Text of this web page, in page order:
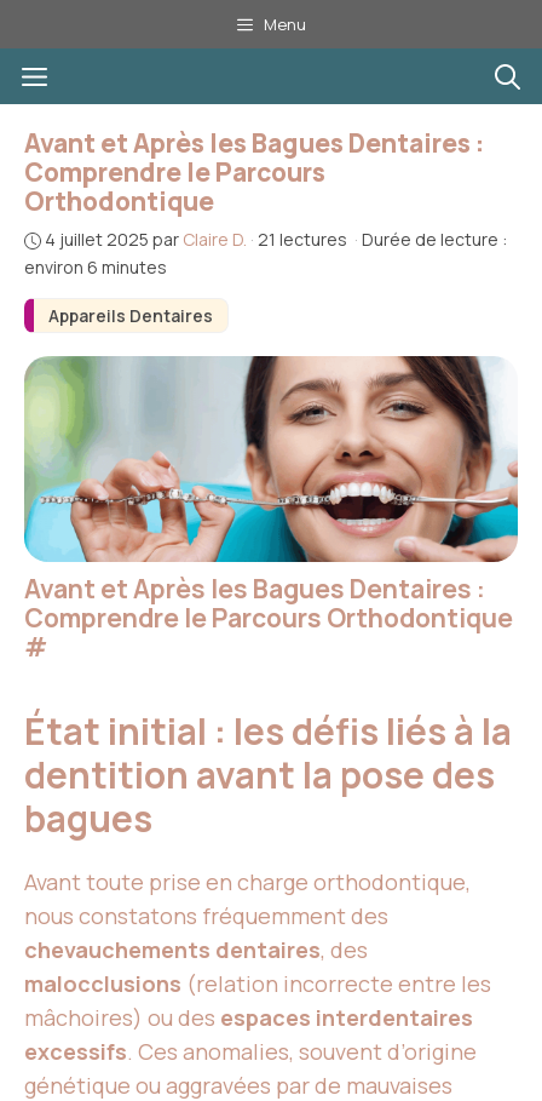
au
contenu
Menu
Menu
Appareils Dentaires
Avant et Après les Bagues Dentaires :
Comprendre le Parcours
Orthodontique
4 juillet 2025 par Claire D. · 21 lectures · Durée de lecture :
environ 6 minutes
Avant et Après les Bagues Dentaires :
Comprendre le Parcours Orthodontique
#
État initial : les défis liés à la
dentition avant la pose des
bagues
Avant toute prise en charge orthodontique,
nous constatons fréquemment des
chevauchements dentaires, des
malocclusions (relation incorrecte entre les
mâchoires) ou des espaces interdentaires
excessifs. Ces anomalies, souvent d’origine
génétique ou aggravées par de mauvaises